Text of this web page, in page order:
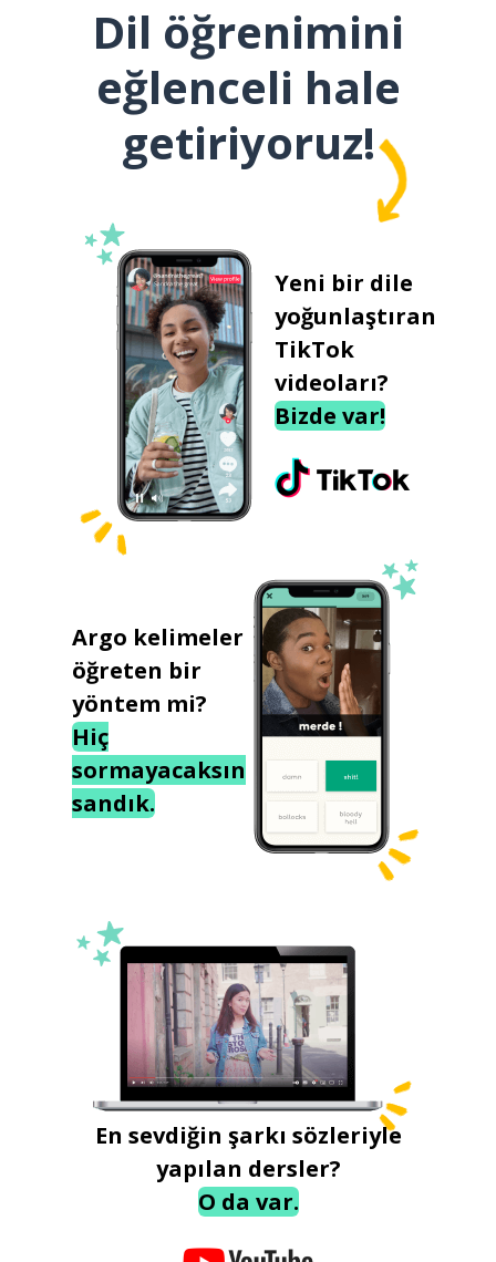
Dil öğrenimini
eğlenceli hale
getiriyoruz!
Yeni bir dile
yoğunlaştıran
TikTok
videoları?
Bizde var!
Argo kelimeler
öğreten bir
yöntem mi?
Hiç
sormayacaksın
sandık.
En sevdiğin şarkı sözleriyle
yapılan dersler?
O da var.